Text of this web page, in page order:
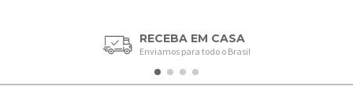
RECEBA EM CASA
Enviamos para todo o Brasil